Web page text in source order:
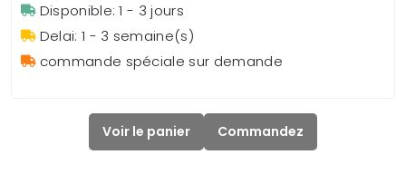
Disponible: 1 - 3 jours
Delai: 1 - 3 semaine(s)
commande spéciale sur demande
Voir le panier Commandez